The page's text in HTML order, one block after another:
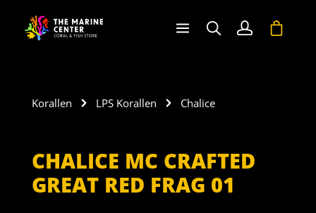
springen
Korallen LPS Korallen Chalice
CHALICE MC CRAFTED
GREAT RED FRAG 01